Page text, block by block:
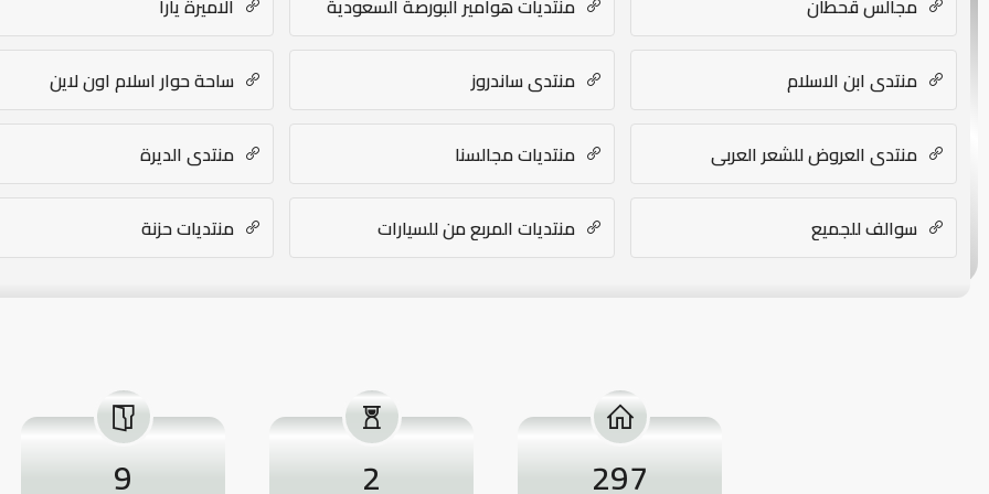
منتدي ابن الاسلام منتدى ساندروز ساحة حوار اسلام اون لاين
منتدي العروض للشعر العربي منتديات مجالسنا منتدى الديرة
سوالف للجميع منتديات المربع من للسيارات منتديات حزنة
297
2
9